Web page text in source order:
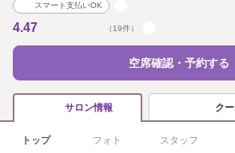
スマート支払いOK
4.47 （19件）
空席確認・予約する
サロン情報 ク
トップ フォト スタッフ